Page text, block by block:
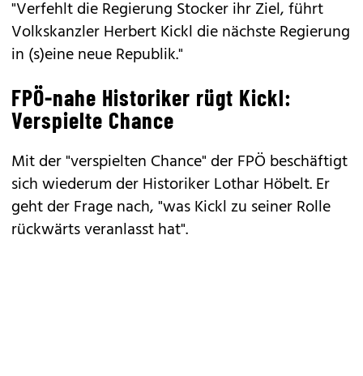
"Verfehlt die Regierung Stocker ihr Ziel, führt
Volkskanzler Herbert Kickl die nächste Regierung
in (s)eine neue Republik."
FPÖ-nahe Historiker rügt Kickl:
Verspielte Chance
Mit der "verspielten Chance" der FPÖ beschäftigt
sich wiederum der Historiker Lothar Höbelt. Er
geht der Frage nach, "was Kickl zu seiner Rolle
rückwärts veranlasst hat".